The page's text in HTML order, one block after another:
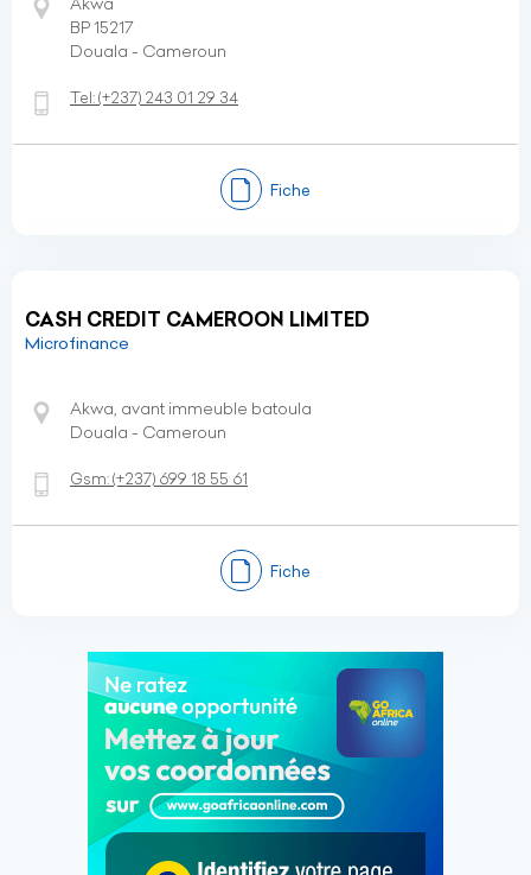
BP 15217
Douala - Cameroun
Tel:(+237) 243 01 29 34
Fiche
CASH CREDIT CAMEROON LIMITED
Microfinance
Akwa, avant immeuble batoula
Douala - Cameroun
Gsm:(+237) 699 18 55 61
Fiche